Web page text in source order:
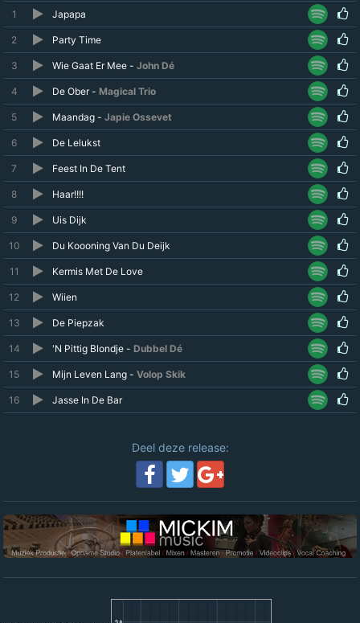
1 Japapa
2 Party Time
3 Wie Gaat Er Mee - John Dé
4 De Ober - Magical Trio
5 Maandag - Japie Ossevet
6 De Lelukst
7 Feest In De Tent
8 Haar!!!!
9 Uis Dijk
10 Du Koooning Van Du Deijk
11 Kermis Met De Love
12 Wiien
13 De Piepzak
14 'N Pittig Blondje - Dubbel Dé
15 Mijn Leven Lang - Volop Skik
16 Jasse In De Bar
Deel deze release: